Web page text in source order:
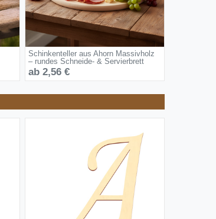
Schinkenteller aus Ahorn Massivholz
– rundes Schneide- & Servierbrett
ab 2,56 €